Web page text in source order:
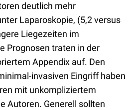
deutlich mehr
Laparoskopie, (5,2 versus
Liegezeiten im
Prognosen traten in der
Appendix auf. Den
invasiven Eingriff haben
mit unkompliziertem
Autoren. Generell sollten